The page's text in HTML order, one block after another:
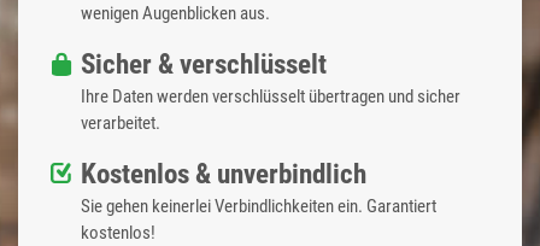
wenigen Augenblicken aus.
Sicher & verschlüsselt
Ihre Daten werden verschlüsselt übertragen und sicher
verarbeitet.
Kostenlos & unverbindlich
Sie gehen keinerlei Verbindlichkeiten ein. Garantiert
kostenlos!